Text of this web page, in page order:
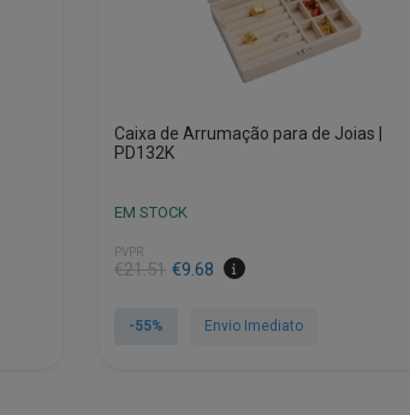
Caixa de Arrumação para de Joias |
PD132K
EM STOCK
PVPR
€21.51
O
original
€9.68
O
atual
-55% Envio Imediato